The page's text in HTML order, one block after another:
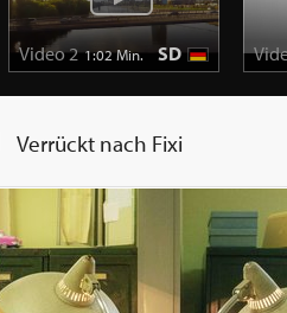
Video 2 1:02 Min. SD
Verrückt nach Fixi